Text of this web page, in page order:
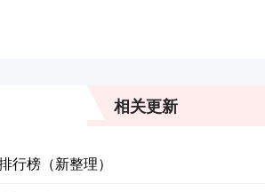
相关更新
行榜（新整理）